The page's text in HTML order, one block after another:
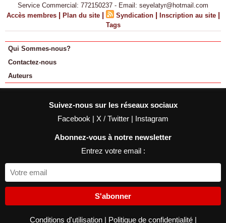
Service Commercial: 772150237 - Email: seyelatyr@hotmail.com
Accès membres | Plan du site | Syndication | Inscription au site |
Tags
Qui Sommes-nous?
Contactez-nous
Auteurs
Suivez-nous sur les réseaux sociaux
Facebook | X / Twitter | Instagram
Abonnez-vous à notre newsletter
Entrez votre email :
S'abonner
Conditions d'utilisation | Politique de confidentialité |